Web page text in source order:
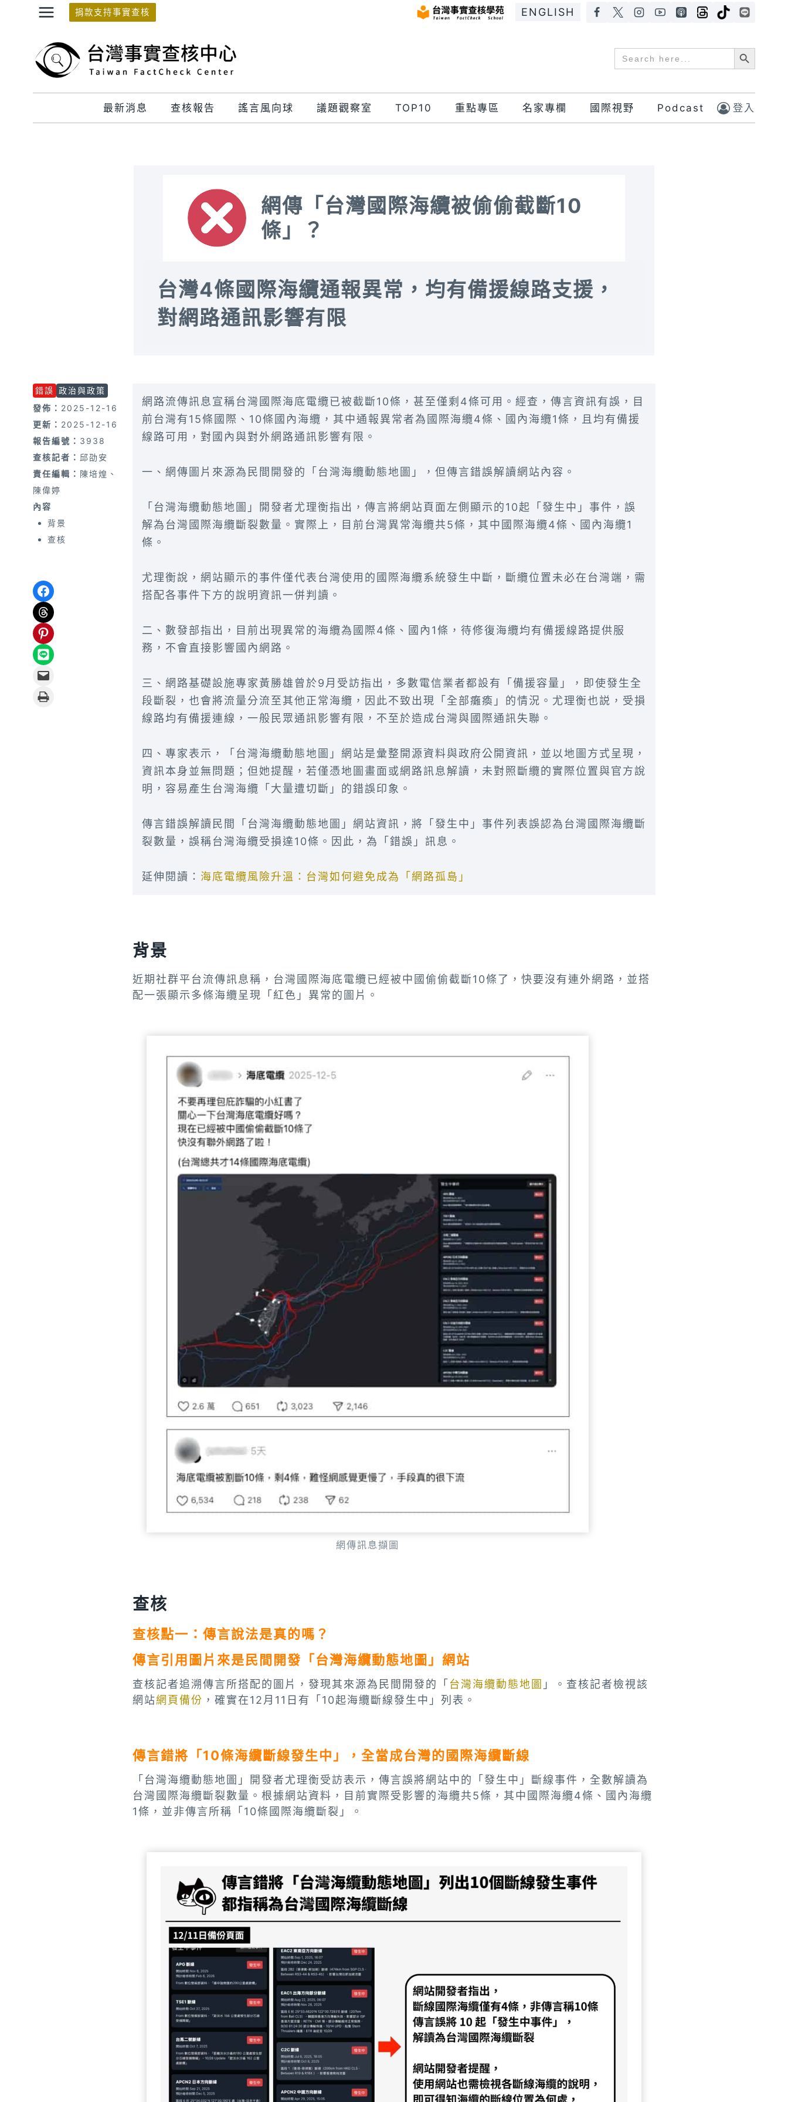
捐款支持事實查核 ENGLISH
Search
for:
Search Button
最新消息 查核報告 謠言風向球 議題觀察室 TOP10 重點專區 名家專欄 國際視野 Podcast 登入
網傳「台灣國際海纜被偷偷截斷10
條」？
台灣4條國際海纜通報異常，均有備援線路支援，
對網路通訊影響有限
錯誤 政治與政策
發佈： 2025-12-16
更新： 2025-12-16
報告編號： 3938
查核記者： 邱劭安
責任編輯： 陳培煌、
陳偉婷
內容
背景
查核
Share on Facebook
Share on Threads
Share on Pinterest
Share on LINE
Email this Page
Print this Page
網路流傳訊息宣稱台灣國際海底電纜已被截斷10條，甚至僅剩4條可用。經查，傳言資訊有誤，目
前台灣有15條國際、10條國內海纜，其中通報異常者為國際海纜4條、國內海纜1條，且均有備援
線路可用，對國內與對外網路通訊影響有限。
一、網傳圖片來源為民間開發的「台灣海纜動態地圖」，但傳言錯誤解讀網站內容。
「台灣海纜動態地圖」開發者尤理衡指出，傳言將網站頁面左側顯示的10起「發生中」事件，誤
解為台灣國際海纜斷裂數量。實際上，目前台灣異常海纜共5條，其中國際海纜4條、國內海纜1
條。
尤理衡說，網站顯示的事件僅代表台灣使用的國際海纜系統發生中斷，斷纜位置未必在台灣端，需
搭配各事件下方的說明資訊一併判讀。
二、數發部指出，目前出現異常的海纜為國際4條、國內1條，待修復海纜均有備援線路提供服
務，不會直接影響國內網路。
三、網路基礎設施專家黃勝雄曾於9月受訪指出，多數電信業者都設有「備援容量」，即使發生全
段斷裂，也會將流量分流至其他正常海纜，因此不致出現「全部癱瘓」的情況。尤理衡也説，受損
線路均有備援連線，一般民眾通訊影響有限，不至於造成台灣與國際通訊失聯。
四、專家表示，「台灣海纜動態地圖」網站是彙整開源資料與政府公開資訊，並以地圖方式呈現，
資訊本身並無問題；但她提醒，若僅憑地圖畫面或網路訊息解讀，未對照斷纜的實際位置與官方說
明，容易產生台灣海纜「大量遭切斷」的錯誤印象。
傳言錯誤解讀民間「台灣海纜動態地圖」網站資訊，將「發生中」事件列表誤認為台灣國際海纜斷
裂數量，誤稱台灣海纜受損達10條。因此，為「錯誤」訊息。
延伸閱讀： 海底電纜風險升溫：台灣如何避免成為「網路孤島」
背景
近期社群平台流傳訊息稱，台灣國際海底電纜已經被中國偷偷截斷10條了，快要沒有連外網路，並搭
配一張顯示多條海纜呈現「紅色」異常的圖片。
網傳訊息擷圖
查核
查核點一：傳言說法是真的嗎？
傳言引用圖片來是民間開發「台灣海纜動態地圖」網站
查核記者追溯傳言所搭配的圖片，發現其來源為民間開發的「 台灣海纜動態地圖 」。查核記者檢視該
網站網頁備份 ，確實在12月11日有「10起海纜斷線發生中」列表。
傳言錯將「10條海纜斷線發生中」，全當成台灣的國際海纜斷線
「台灣海纜動態地圖」開發者尤理衡受訪表示，傳言誤將網站中的「發生中」斷線事件，全數解讀為
台灣國際海纜斷裂數量。根據網站資料，目前實際受影響的海纜共5條，其中國際海纜4條、國內海纜
1條，並非傳言所稱「10條國際海纜斷裂」。